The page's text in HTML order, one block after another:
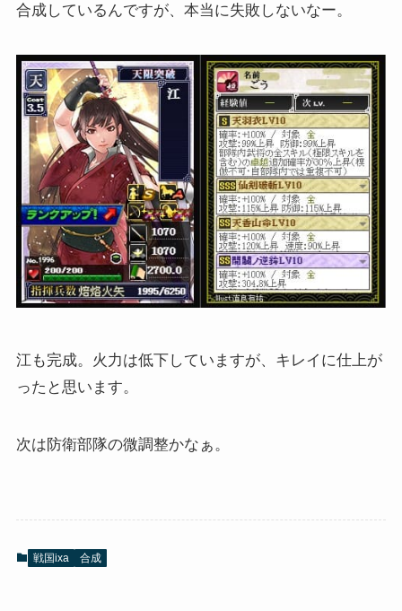
合成しているんですが、本当に失敗しないなー。
江も完成。火力は低下していますが、キレイに仕上が
ったと思います。
次は防衛部隊の微調整かなぁ。
戦国ixa 合成